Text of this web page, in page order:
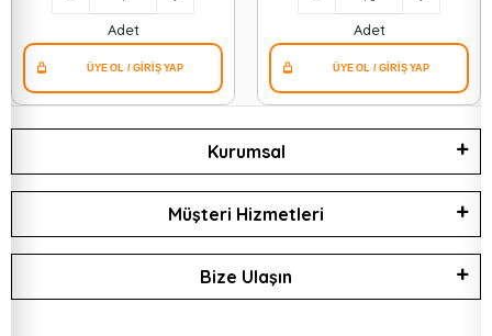
Adet Adet
Kurumsal
Müşteri Hizmetleri
Bize Ulaşın